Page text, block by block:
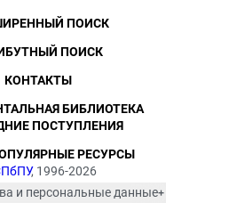
, 1996-2026
и персональные данные
ПОИСК
ПОИСК
КОНТАКТЫ
БИБЛИОТЕКА
ПОСТУПЛЕНИЯ
РЕСУРСЫ